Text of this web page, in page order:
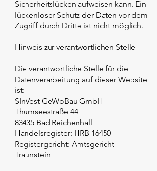
Sicherheitslücken aufweisen kann. Ein
lückenloser Schutz der Daten vor dem
Zugriff durch Dritte ist nicht möglich.
Hinweis zur verantwortlichen Stelle
Die verantwortliche Stelle für die
Datenverarbeitung auf dieser Website
ist:
SInVest GeWoBau GmbH
Thumseestraße 44
83435 Bad Reichenhall
Handelsregister: HRB 16450
Registergericht: Amtsgericht
Traunstein